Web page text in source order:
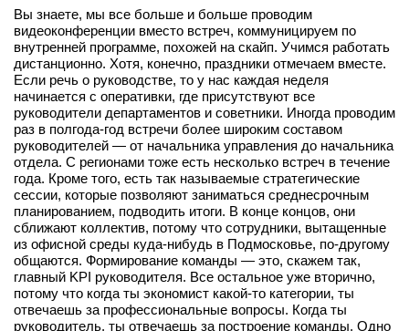
Вы знаете, мы все больше и больше проводим
видеоконференции вместо встреч, коммуницируем по
внутренней программе, похожей на скайп. Учимся работать
дистанционно. Хотя, конечно, праздники отмечаем вместе.
Если речь о руководстве, то у нас каждая неделя
начинается с оперативки, где присутствуют все
руководители департаментов и советники. Иногда проводим
раз в полгода-год встречи более широким составом
руководителей — от начальника управления до начальника
отдела. С регионами тоже есть несколько встреч в течение
года. Кроме того, есть так называемые стратегические
сессии, которые позволяют заниматься среднесрочным
планированием, подводить итоги. В конце концов, они
сближают коллектив, потому что сотрудники, вытащенные
из офисной среды куда‑нибудь в Подмосковье, по‑другому
общаются. Формирование команды — это, скажем так,
главный KPI руководителя. Все остальное уже вторично,
потому что когда ты экономист какой‑то категории, ты
отвечаешь за профессиональные вопросы. Когда ты
руководитель, ты отвечаешь за построение команды. Одно